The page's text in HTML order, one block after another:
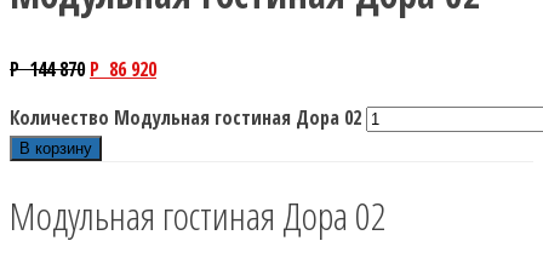
P144 870 P 86 920
Количество Модульная гостиная Дора 02
В корзину
Модульная гостиная Дора 02